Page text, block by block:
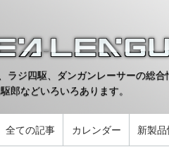
ラジ四駆、ダンガンレーサーの総
郎などいろいろあります。
全ての記事 カレンダー 新製